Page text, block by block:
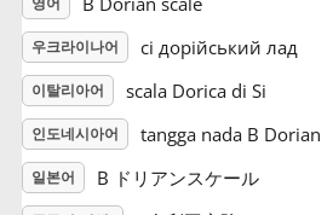
우크라이나어 сі дорійський лад
이탈리아어 scala Dorica di Si
인도네시아어 tangga nada B Dorian
일본어 B ドリアンスケール